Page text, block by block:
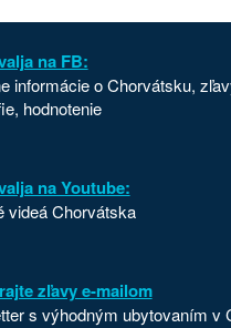
na FB:
informácie o Chorvátsku,
hodnotenie
na Youtube:
videá Chorvátska
zľavy e-mailom
s výhodným ubytovaním v